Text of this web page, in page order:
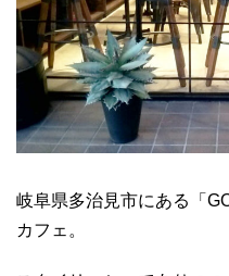
岐阜県多治見市にある「
カフェ。